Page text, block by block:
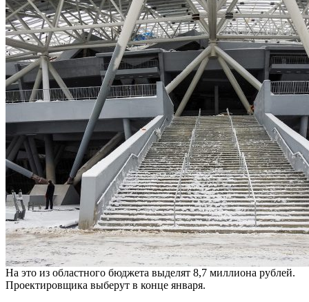
На это из областного бюджета выделят 8,7 миллиона рублей.
Проектировщика выберут в конце января.